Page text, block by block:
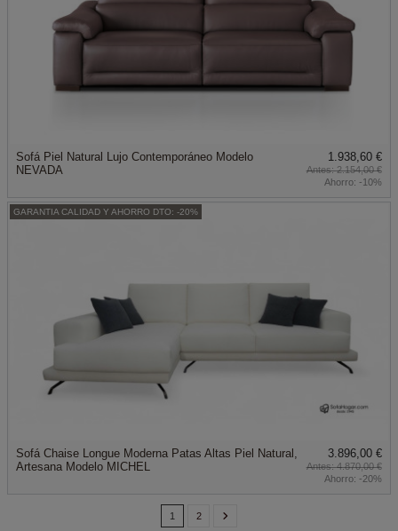
Sofá Piel Natural Lujo Contemporáneo Modelo
NEVADA
1.938,60 €
2.154,00 €
Ahorro: -10%
GARANTIA CALIDAD Y AHORRO DTO: -20%
Sofá Chaise Longue Moderna Patas Altas Piel Natural,
Artesana Modelo MICHEL
3.896,00 €
4.870,00 €
Ahorro: -20%
1 2